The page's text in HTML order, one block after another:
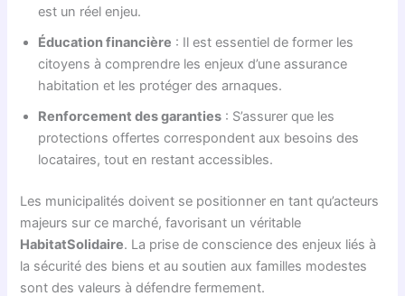
est un réel enjeu.
Éducation financière : Il est essentiel de former les
citoyens à comprendre les enjeux d’une assurance
habitation et les protéger des arnaques.
Renforcement des garanties : S’assurer que les
protections offertes correspondent aux besoins des
locataires, tout en restant accessibles.
Les municipalités doivent se positionner en tant qu’acteurs
majeurs sur ce marché, favorisant un véritable
HabitatSolidaire. La prise de conscience des enjeux liés à
la sécurité des biens et au soutien aux familles modestes
sont des valeurs à défendre fermement.